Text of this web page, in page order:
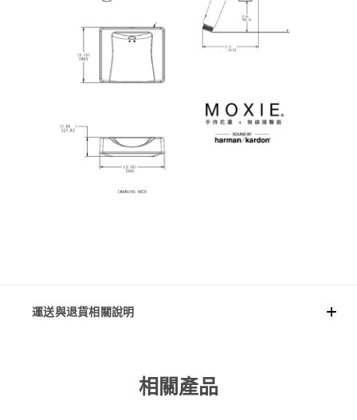
運送與退貨相關說明
相關產品